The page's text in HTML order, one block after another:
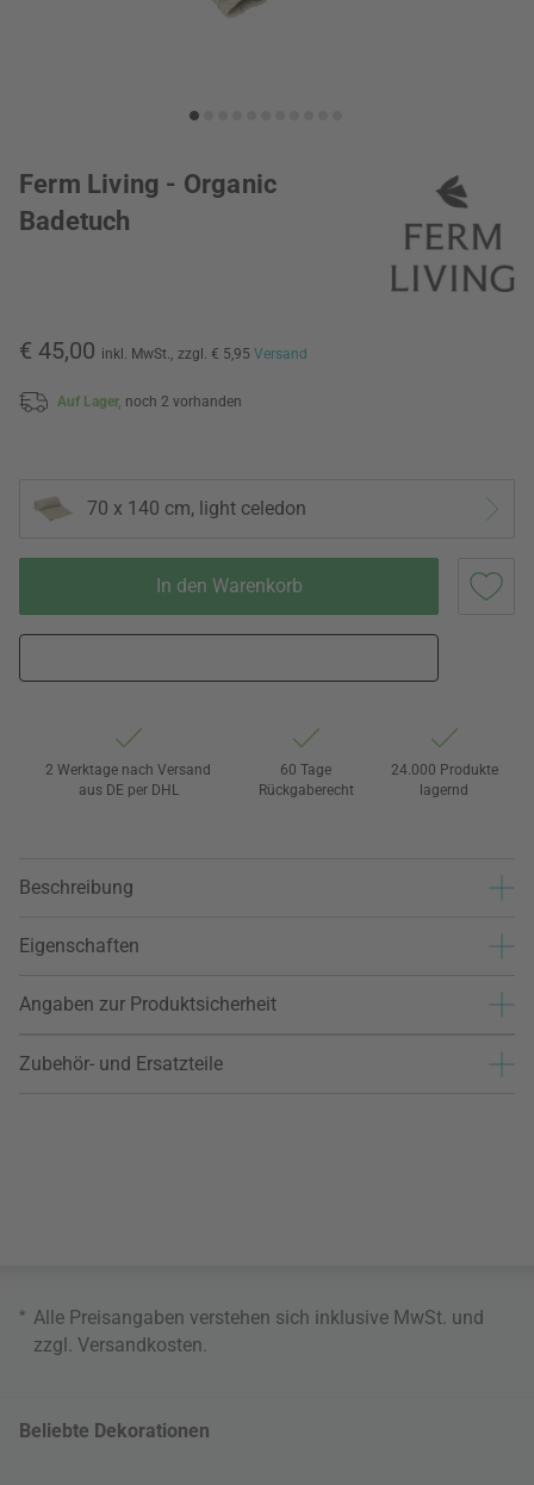
Ferm Living - Organic
Badetuch
€ 45,00 inkl. MwSt., zzgl. € 5,95 Versand
Auf Lager, noch 2 vorhanden
70 x 140 cm, light celedon
In den Warenkorb
2 Werktage nach Versand
aus DE per DHL
60 Tage
Rückgaberecht
24.000 Produkte
lagernd
Beschreibung
Eigenschaften
Angaben zur Produktsicherheit
Zubehör- und Ersatzteile
* Alle Preisangaben verstehen sich inklusive MwSt. und
zzgl. Versandkosten
Beliebte Dekorationen